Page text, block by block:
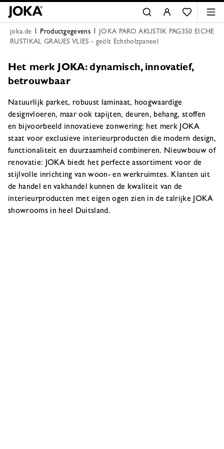
joka.de Productgegevens
JOKA PARO AKUSTIK PAG350 EICHE
RUSTIKAL GRAUES VLIES - geölt Echtholzpaneel
Het merk JOKA: dynamisch, innovatief,
betrouwbaar
Natuurlijk parket, robuust laminaat, hoogwaardige
designvloeren, maar ook tapijten, deuren, behang, stoffen
en bijvoorbeeld innovatieve zonwering: het merk JOKA
staat voor exclusieve interieurproducten die modern design,
functionaliteit en duurzaamheid combineren. Nieuwbouw of
renovatie: JOKA biedt het perfecte assortiment voor de
stijlvolle inrichting van woon- en werkruimtes. Klanten uit
de handel en vakhandel kunnen de kwaliteit van de
interieurproducten met eigen ogen zien in de talrijke JOKA
showrooms in heel Duitsland.